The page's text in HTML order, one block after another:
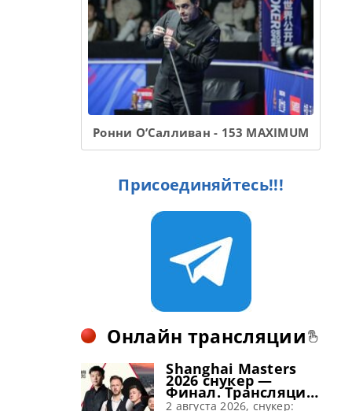
Ронни О’Салливан - 153 MAXIMUM
Присоединяйтесь!!!
Онлайн трансляции
Shanghai Masters
2026 снукер —
Финал. Трансляции
расписание
2 августа 2026, снукер: